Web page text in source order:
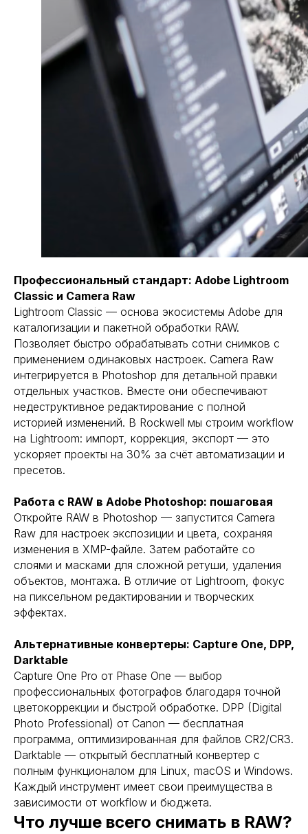
Профессиональный стандарт: Adobe Lightroom
Classic и Camera Raw
Lightroom Classic — основа экосистемы Adobe для
каталогизации и пакетной обработки RAW.
Позволяет быстро обрабатывать сотни снимков с
применением одинаковых настроек. Camera Raw
интегрируется в Photoshop для детальной правки
отдельных участков. Вместе они обеспечивают
недеструктивное редактирование с полной
историей изменений. В Rockwell мы строим workflow
на Lightroom: импорт, коррекция, экспорт — это
ускоряет проекты на 30% за счёт автоматизации и
пресетов.
Работа с RAW в Adobe Photoshop: пошаговая
Откройте RAW в Photoshop — запустится Camera
Raw для настроек экспозиции и цвета, сохраняя
изменения в XMP-файле. Затем работайте со
слоями и масками для сложной ретуши, удаления
объектов, монтажа. В отличие от Lightroom, фокус
на пиксельном редактировании и творческих
эффектах.
Альтернативные конвертеры: Capture One, DPP,
Darktable
Capture One Pro от Phase One — выбор
профессиональных фотографов благодаря точной
цветокоррекции и быстрой обработке. DPP (Digital
Photo Professional) от Canon — бесплатная
программа, оптимизированная для файлов CR2/CR3.
Darktable — открытый бесплатный конвертер с
полным функционалом для Linux, macOS и Windows.
Каждый инструмент имеет свои преимущества в
зависимости от workflow и бюджета.
Что лучше всего снимать в RAW?